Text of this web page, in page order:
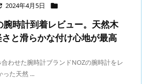
2024年4月5日 
時計到着レビュー。天然木
と滑らかな付け心地が最高
わせた腕時計ブランドNOZの腕時計をレ
った天然 ...